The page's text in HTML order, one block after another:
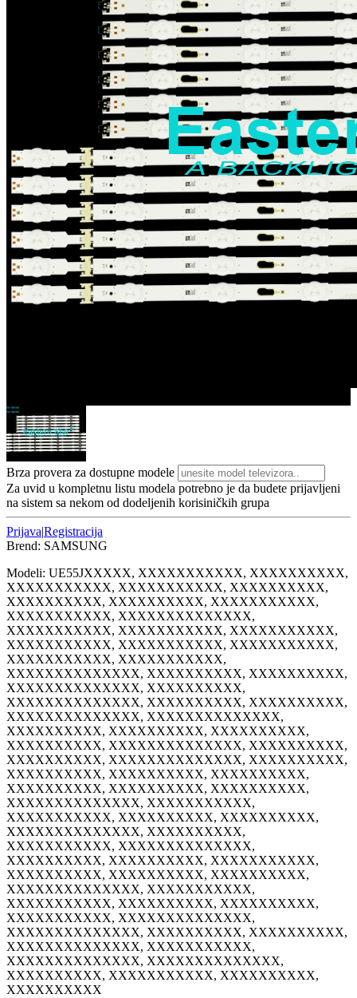
Brza provera za dostupne modele
Za uvid u kompletnu listu modela potrebno je da budete prijavljeni
na sistem sa nekom od dodeljenih korisiničkih grupa
Prijava|Registracija
Brend: SAMSUNG
Modeli: UE55JXXXXX, XXXXXXXXXXX, XXXXXXXXXX,
XXXXXXXXXXX, XXXXXXXXXXX, XXXXXXXXXX,
XXXXXXXXXX, XXXXXXXXXX, XXXXXXXXXXX,
XXXXXXXXXXX, XXXXXXXXXXXXXX,
XXXXXXXXXXX, XXXXXXXXXXX, XXXXXXXXXXX,
XXXXXXXXXXX, XXXXXXXXXXX, XXXXXXXXXXX,
XXXXXXXXXXX, XXXXXXXXXXX,
XXXXXXXXXXXXXX, XXXXXXXXXX, XXXXXXXXXX,
XXXXXXXXXXXXXX, XXXXXXXXXX,
XXXXXXXXXXXXXX, XXXXXXXXXX, XXXXXXXXXX,
XXXXXXXXXXXXXX, XXXXXXXXXXXXXX,
XXXXXXXXXX, XXXXXXXXXX, XXXXXXXXXX,
XXXXXXXXXX, XXXXXXXXXXXXXX, XXXXXXXXXX,
XXXXXXXXXX, XXXXXXXXXXXXXX, XXXXXXXXXX,
XXXXXXXXXX, XXXXXXXXXX, XXXXXXXXXX,
XXXXXXXXXX, XXXXXXXXXX, XXXXXXXXXX,
XXXXXXXXXXXXXX, XXXXXXXXXXX,
XXXXXXXXXXX, XXXXXXXXXX, XXXXXXXXXX,
XXXXXXXXXXXXXX, XXXXXXXXXX,
XXXXXXXXXXX, XXXXXXXXXXXXXX,
XXXXXXXXXX, XXXXXXXXXX, XXXXXXXXXXX,
XXXXXXXXXX, XXXXXXXXXX, XXXXXXXXXX,
XXXXXXXXXXXXXX, XXXXXXXXXXX,
XXXXXXXXXXX, XXXXXXXXXX, XXXXXXXXXX,
XXXXXXXXXXX, XXXXXXXXXXXXXX,
XXXXXXXXXXXXXX, XXXXXXXXXX, XXXXXXXXXX,
XXXXXXXXXXXXXX, XXXXXXXXXXX,
XXXXXXXXXXXXXX, XXXXXXXXXXXXXX,
XXXXXXXXXX, XXXXXXXXXXX, XXXXXXXXXX,
XXXXXXXXXX